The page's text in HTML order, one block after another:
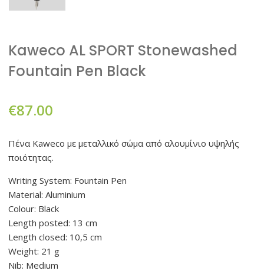
Kaweco AL SPORT Stonewashed
Fountain Pen Black
€87.00
Πένα Kaweco με μεταλλικό σώμα από αλουμίνιο υψηλής
ποιότητας.
Writing System: Fountain Pen
Material: Aluminium
Colour: Black
Length posted: 13 cm
Length closed: 10,5 cm
Weight: 21 g
Nib: Medium